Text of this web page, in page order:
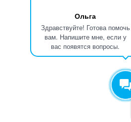
Ольга
Здравствуйте! Готова помочь
вам. Напишите мне, если у
вас появятся вопросы.